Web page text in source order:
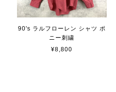
90's ラルフローレン シャツ ポ
ニー刺繍
¥8,800